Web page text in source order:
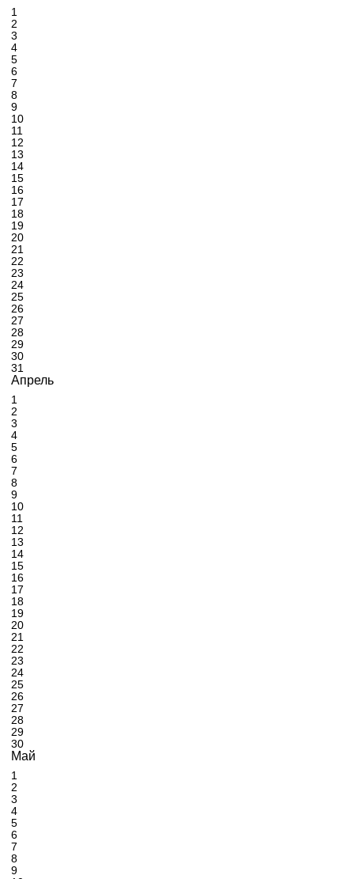
1
2
3
4
5
6
7
8
9
10
11
12
13
14
15
16
17
18
19
20
21
22
23
24
25
26
27
28
29
30
31
Апрель
1
2
3
4
5
6
7
8
9
10
11
12
13
14
15
16
17
18
19
20
21
22
23
24
25
26
27
28
29
30
Май
1
2
3
4
5
6
7
8
9